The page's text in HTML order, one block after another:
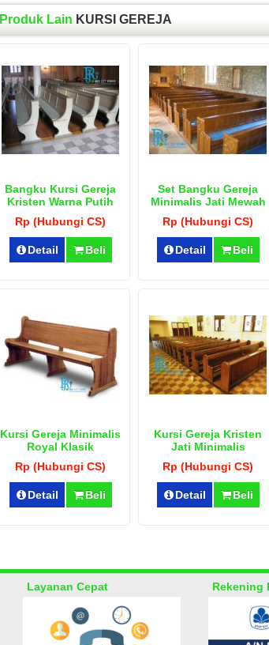
Produk Lain KURSI GEREJA
Bangku Kursi Gereja
Kristen Warna Putih
Rp (Hubungi CS)
Detail Beli
Set Bangku Gereja
Minimalis Jati Mewah
Rp (Hubungi CS)
Detail Beli
Kursi Gereja Minimalis
Royal Klasik
Rp (Hubungi CS)
Detail Beli
Kursi Gereja Kristen
Jati Minimalis
Rp (Hubungi CS)
Detail Beli
Layanan Cepat Rekening